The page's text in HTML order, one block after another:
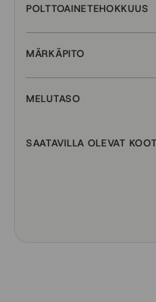
POLTTOAINETEHOKKUUS
MÄRKÄPITO
MELUTASO
SAATAVILLA OLEVAT KOOT